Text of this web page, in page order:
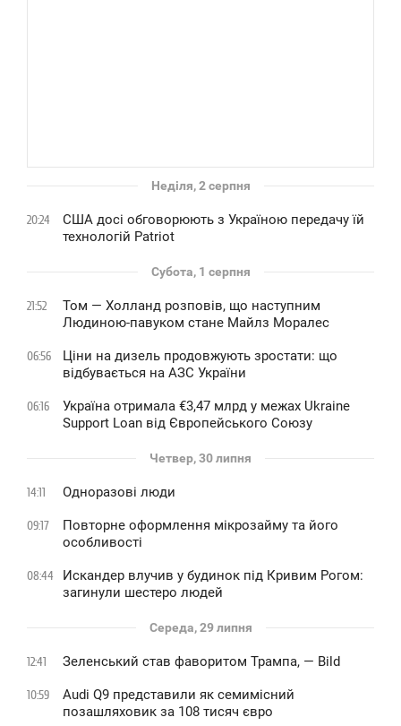
Неділя, 2 серпня
20:24
США досі обговорюють з Україною передачу їй
технологій Patriot
Субота, 1 серпня
21:52
Том — Холланд розповів, що наступним
Людиною-павуком стане Майлз Моралес
06:56
Ціни на дизель продовжують зростати: що
відбувається на АЗС України
06:16
Україна отримала €3,47 млрд у межах Ukraine
Support Loan від Європейського Союзу
Четвер, 30 липня
14:11 Одноразові люди
09:17
Повторне оформлення мікрозайму та його
особливості
08:44
Искандер влучив у будинок під Кривим Рогом:
загинули шестеро людей
Середа, 29 липня
12:41 Зеленський став фаворитом Трампа, — Bild
10:59
Audi Q9 представили як семимісний
позашляховик за 108 тисяч євро